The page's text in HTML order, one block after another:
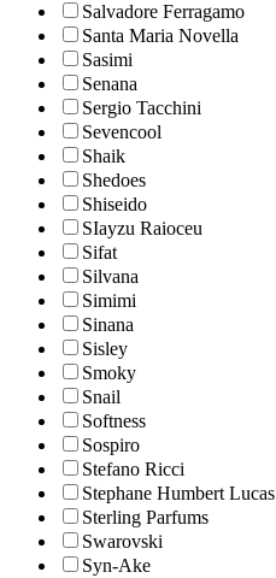
Salvadore Ferragamo
Santa Maria Novella
Sasimi
Senana
Sergio Tacchini
Sevencool
Shaik
Shedoes
Shiseido
SIayzu Raioceu
Sifat
Silvana
Simimi
Sinana
Sisley
Smoky
Snail
Softness
Sospiro
Stefano Ricci
Stephane Humbert Lucas
Sterling Parfums
Swarovski
Syn-Ake